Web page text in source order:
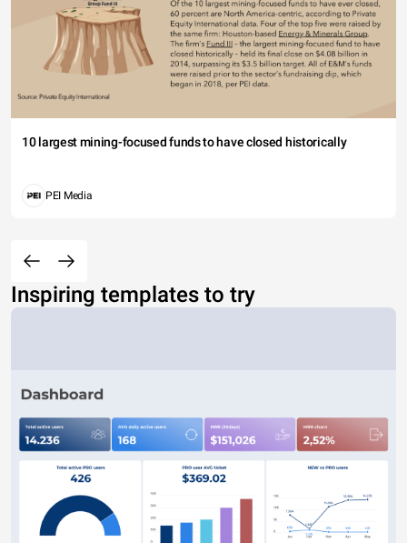
10 largest mining-focused funds to have closed historically
PEI Media
Inspiring templates to try